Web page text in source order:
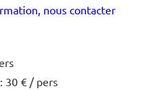
nous contacter
30 € / pers